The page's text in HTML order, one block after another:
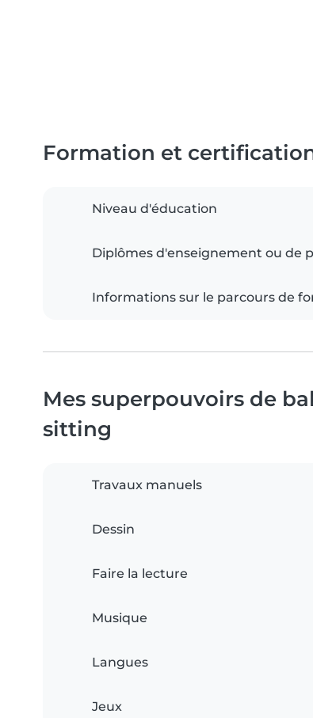
Formation et
Niveau d'éducation
Diplômes d'enseignement ou de
Informations sur le parcours de
Mes superpouvoirs de
sitting
Travaux manuels
Dessin
Faire la lecture
Musique
Langues
Jeux